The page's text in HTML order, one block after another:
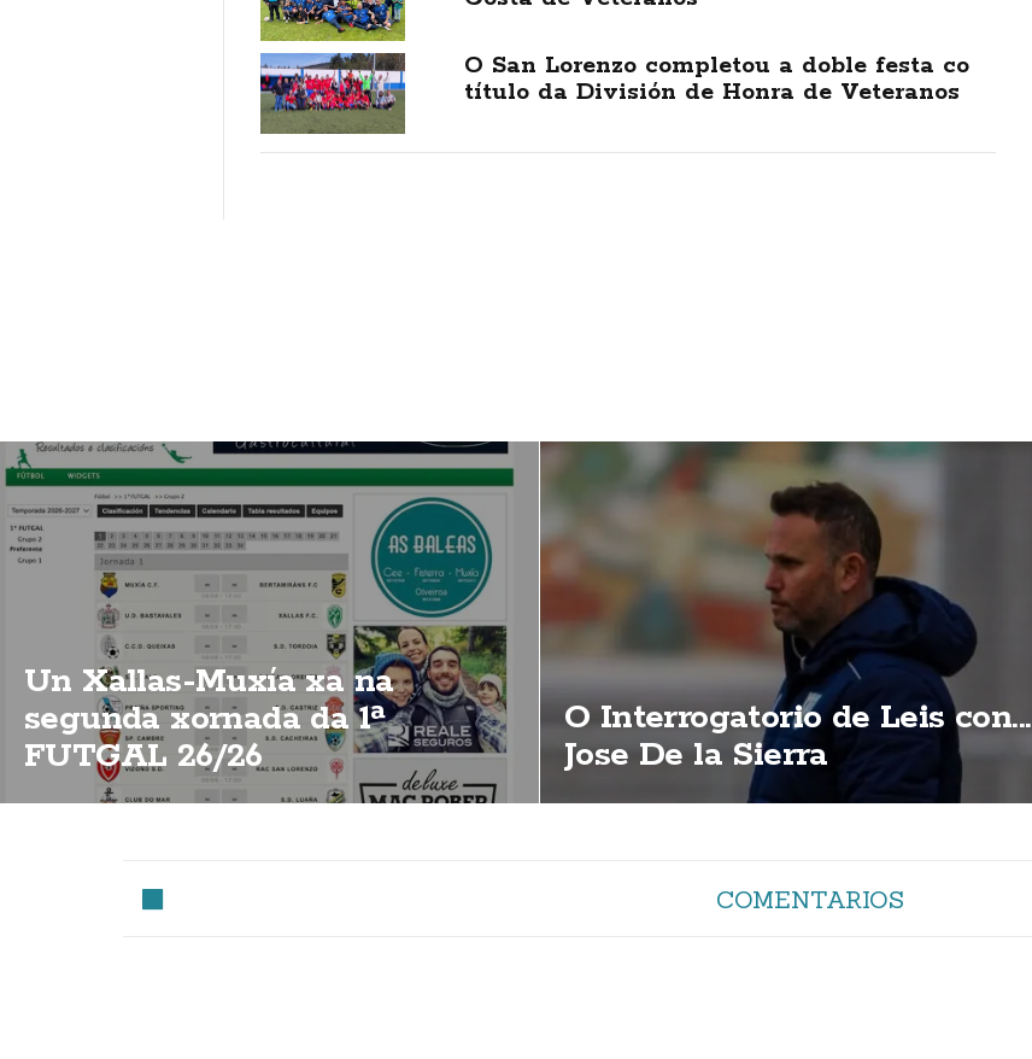
O San Lorenzo completou a doble festa co
título da División de Honra de Veteranos
Un Xallas-Muxía xa na
segunda xornada da 1ª
FUTGAL 26/26
O Interrogatorio de Leis con...
Jose De la Sierra
COMENTARIOS